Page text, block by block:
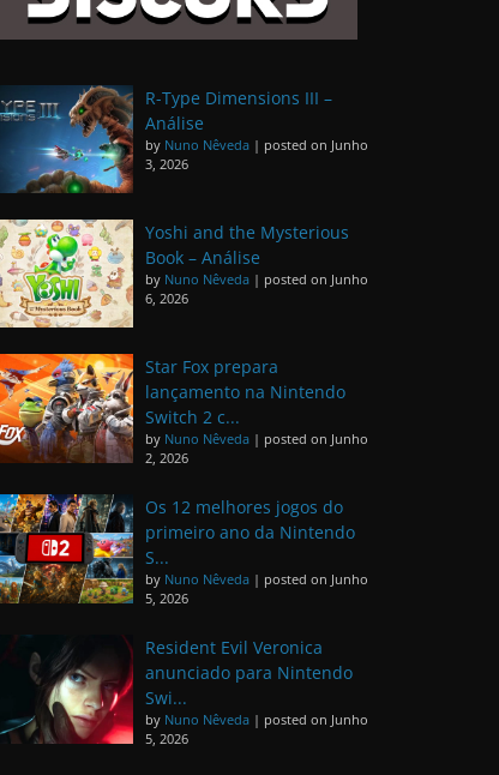
R-Type Dimensions III –
Análise
by Nuno Nêveda | posted on Junho
3, 2026
Yoshi and the Mysterious
Book – Análise
by Nuno Nêveda | posted on Junho
6, 2026
Star Fox prepara
lançamento na Nintendo
Switch 2 c...
by Nuno Nêveda | posted on Junho
2, 2026
Os 12 melhores jogos do
primeiro ano da Nintendo
S...
by Nuno Nêveda | posted on Junho
5, 2026
Resident Evil Veronica
anunciado para Nintendo
Swi...
by Nuno Nêveda | posted on Junho
5, 2026